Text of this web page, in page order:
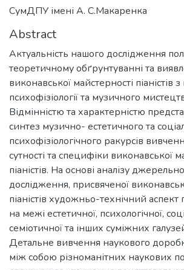
СумДПУ імені А. С.Макаренка
Abstract
Актуальність нашого дослідження
теоретичному обґрунтуванні та
виконавської майстерності піаністів
психофізіології та музичного
Відмінністю та характерністю
синтез музично- естетичного та
психофізіологічного ракурсів
сутності та специфіки виконавської
піаністів. На основі аналізу
дослідження, присвяченої
піаністів художньо-технічний аспект
на межі естетичної, психологічної,
семіотичної та інших суміжних
Детальне вивчення наукового
між собою різноманітних наукових